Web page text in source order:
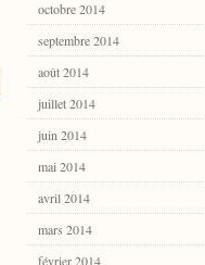
octobre 2014
septembre 2014
août 2014
juillet 2014
juin 2014
mai 2014
avril 2014
mars 2014
février 2014